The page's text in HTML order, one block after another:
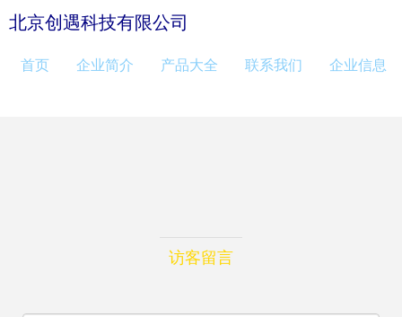
北京创遇科技有限公司
首页 企业简介 产品大全 联系我们 企业信息
访客留言